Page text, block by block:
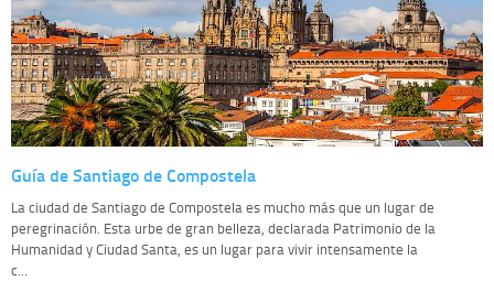
Guía de Santiago de Compostela
La ciudad de Santiago de Compostela es mucho más que un lugar de
peregrinación. Esta urbe de gran belleza, declarada Patrimonio de la
Humanidad y Ciudad Santa, es un lugar para vivir intensamente la
c...